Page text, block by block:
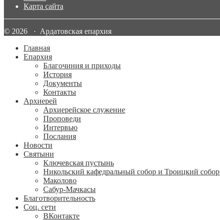
Карта сайта
© 2026 · Ардатовская епархия
Главная
Епархия
Благочиния и приходы
История
Документы
Контакты
Архиерей
Архиерейское служение
Проповеди
Интервью
Послания
Новости
Святыни
Ключевская пустынь
Никольский кафедральный собор и Троицкий собор
Маколово
Сабур-Мачкасы
Благотворительность
Соц. сети
ВКонтакте